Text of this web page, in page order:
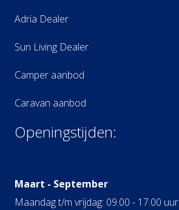
Adria Dealer
Sun Living Dealer
Camper aanbod
Caravan aanbod
Openingstijden:
Maart - September
Maandag t/m vrijdag: 09.00 - 17.00 uur